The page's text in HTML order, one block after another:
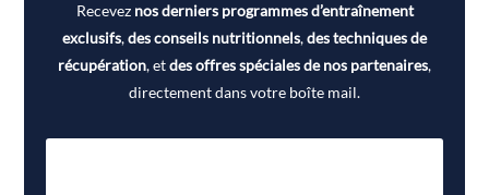
Recevez nos derniers programmes d’entraînement
exclusifs,des conseils nutritionnels,des techniques de
récupération, etdes offres spéciales de nos partenaires,
directement dans votre boîte mail.